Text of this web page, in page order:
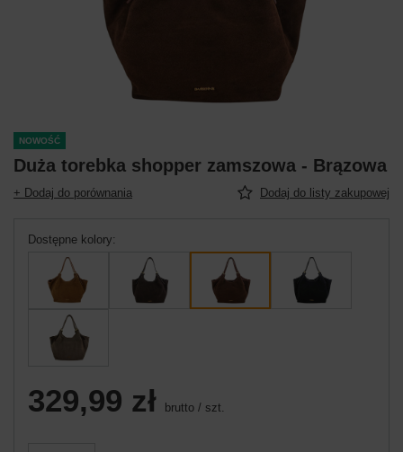
NOWOŚĆ
Duża torebka shopper zamszowa - Brązowa
+ Dodaj do porównania Dodaj do listy zakupowej
Dostępne kolory
329,99 zł brutto / szt.